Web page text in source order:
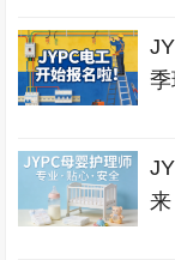
季
来